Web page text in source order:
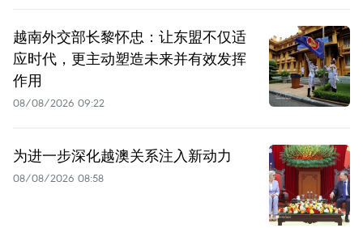
越南外交部长黎怀忠：让东盟不仅适
应时代，更主动塑造未来并有效发挥
作用
08/08/2026 09:22
为进一步深化越澳关系注入新动力
08/08/2026 08:58